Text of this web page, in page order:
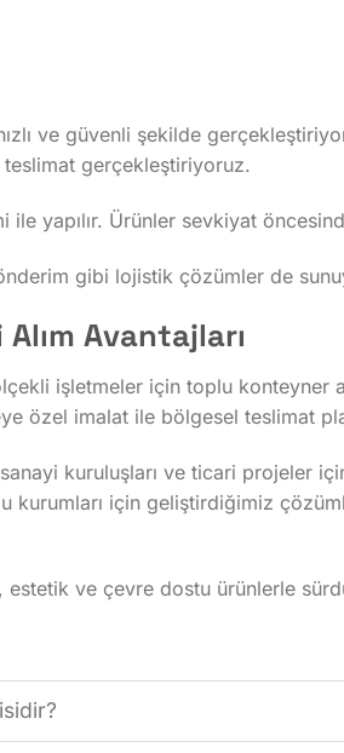
ve güvenli şekilde
teslimat gerçekleştiriyoruz.
yapılır. Ürünler sevkiyat
gibi lojistik çözümler de
Avantajları
işletmeler için toplu konteyner
özel imalat ile bölgesel teslimat
kuruluşları ve ticari projeler
için geliştirdiğimiz
ve çevre dostu ürünlerle